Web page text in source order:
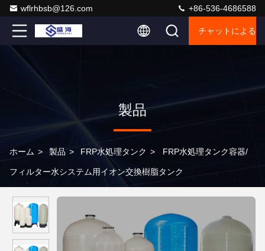
wflrhbsb@126.com +86-536-4686588
チャットによる
製品
ホーム > 製品 > FRP水処理タンク > FRP水処理タンク容器/
フィルター水システム用イオン交換樹脂タンク